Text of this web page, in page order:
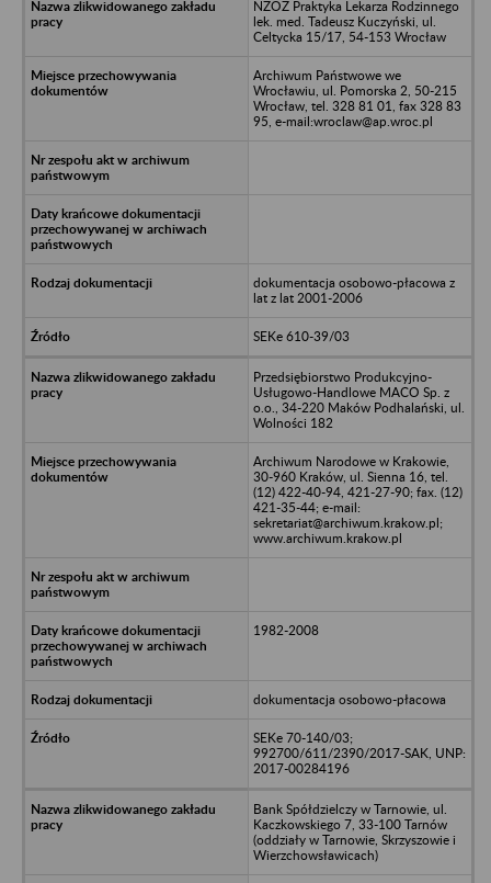
NZOZ Praktyka Lekarza Rodzinnego
lek. med. Tadeusz Kuczyński, ul.
Celtycka 15/17, 54-153 Wrocław
Archiwum Państwowe we
Wrocławiu, ul. Pomorska 2, 50-215
Wrocław, tel. 328 81 01, fax 328 83
95, e-mail:wroclaw@ap.wroc.pl
dokumentacja osobowo-płacowa z
lat z lat 2001-2006
SEKe 610-39/03
Przedsiębiorstwo Produkcyjno-
Usługowo-Handlowe MACO Sp. z
o.o., 34-220 Maków Podhalański, ul.
Wolności 182
Archiwum Narodowe w Krakowie,
30-960 Kraków, ul. Sienna 16, tel.
(12) 422-40-94, 421-27-90; fax. (12)
421-35-44; e-mail:
sekretariat@archiwum.krakow.pl;
www.archiwum.krakow.pl
1982-2008
dokumentacja osobowo-płacowa
SEKe 70-140/03;
992700/611/2390/2017-SAK, UNP:
2017-00284196
Bank Spółdzielczy w Tarnowie, ul.
Kaczkowskiego 7, 33-100 Tarnów
(oddziały w Tarnowie, Skrzyszowie i
Wierzchowsławicach)